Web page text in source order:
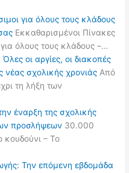
για όλους τους κλάδους
Εκκαθαρισμένοι Πίνακες
όλους τους κλάδους –…
οι αργίες, οι διακοπές
νέας σχολικής χρονιάς Από
τη λήξη των
έναρξη της σχολικής
προσλήψεων 30.000
– Το
Την επόμενη εβδομάδα